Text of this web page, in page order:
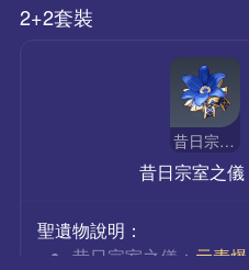
2+2套裝
昔日宗室之儀
昔日宗室之
聖遺物說明：
昔日宗室之儀： 元素